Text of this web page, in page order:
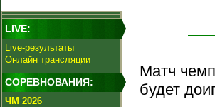
LIVE:
Live-результаты
Онлайн трансляции
СОРЕВНОВАНИЯ:
ЧМ 2026
Матч
будет